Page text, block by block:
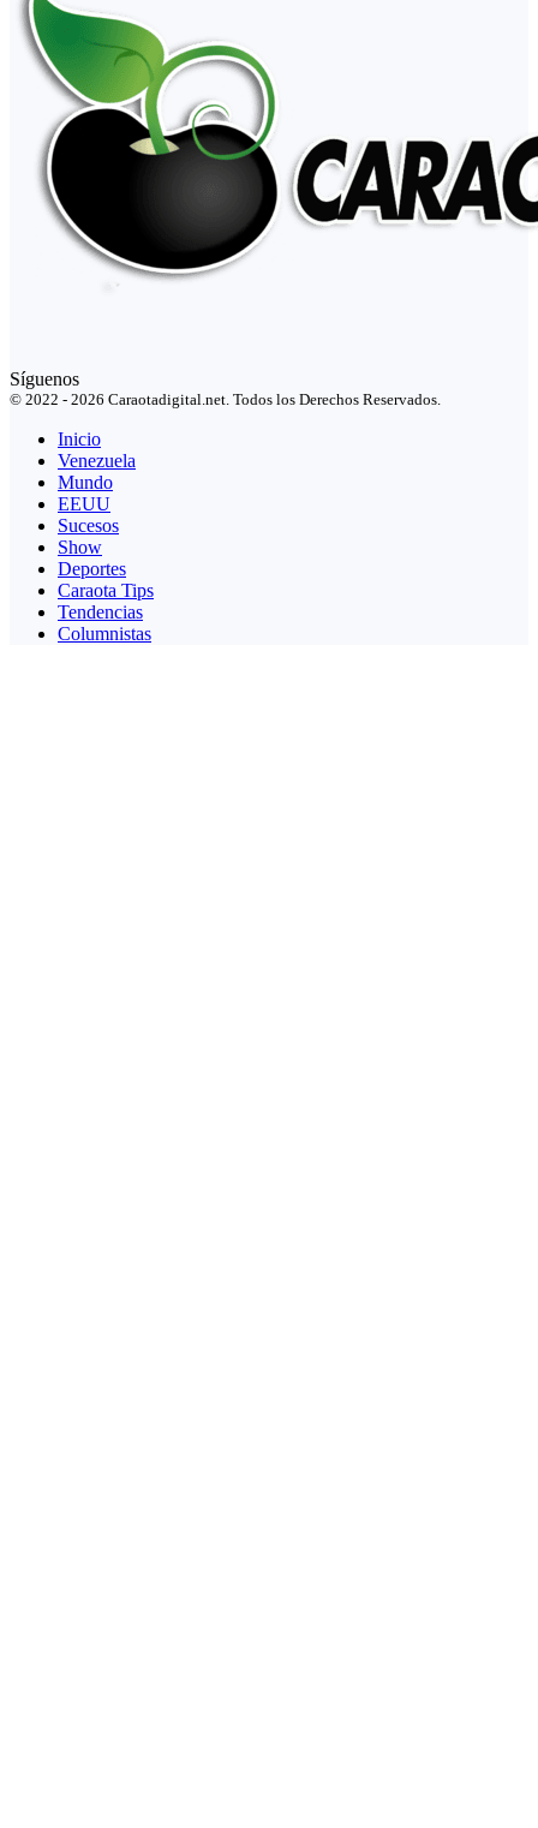
Síguenos
© 2022 - 2026 Caraotadigital.net. Todos los Derechos Reservados.
Inicio
Venezuela
Mundo
EEUU
Sucesos
Show
Deportes
Caraota Tips
Tendencias
Columnistas